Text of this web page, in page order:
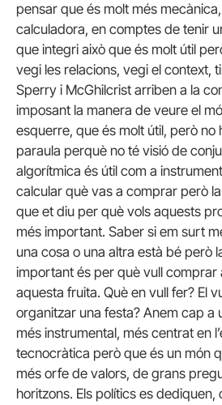
pensar que és molt més
calculadora, en comptes de tenir
que integri això que és molt útil
vegi les relacions, vegi el context,
Sperry i McGhilcrist arriben a la
imposant la manera de veure el
esquerre, que és molt útil, però no
paraula perquè no té visió de
algorítmica és útil com a
calcular què vas a comprar però
que et diu per què vols aquests
més important. Saber si em surt
una cosa o una altra està bé però
important és per què vull comprar
aquesta fruita. Què en vull fer? El
organitzar una festa? Anem cap a
més instrumental, més centrat en
tecnocràtica però que és un món
més orfe de valors, de grans
horitzons. Els polítics es dediquen,